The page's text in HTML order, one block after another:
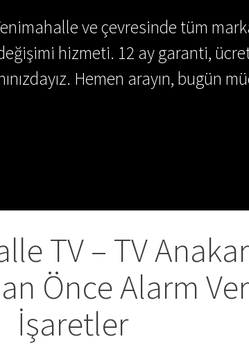
ve çevresinde tüm
hizmeti. 12 ay garanti,
Hemen arayın, bugün
TV – TV
Önce Alarm
İşaretler